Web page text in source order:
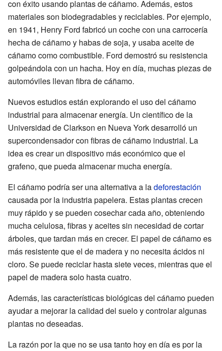
con éxito usando plantas de cáñamo. Además, estos
materiales son biodegradables y reciclables. Por ejemplo,
en 1941, Henry Ford fabricó un coche con una carrocería
hecha de cáñamo y habas de soja, y usaba aceite de
cáñamo como combustible. Ford demostró su resistencia
golpeándola con un hacha. Hoy en día, muchas piezas de
automóviles llevan fibra de cáñamo.
Nuevos estudios están explorando el uso del cáñamo
industrial para almacenar energía. Un científico de la
Universidad de Clarkson en Nueva York desarrolló un
supercondensador con fibras de cáñamo industrial. La
idea es crear un dispositivo más económico que el
grafeno, que pueda almacenar mucha energía.
El cáñamo podría ser una alternativa a ladeforestación
causada por la industria papelera. Estas plantas crecen
muy rápido y se pueden cosechar cada año, obteniendo
mucha celulosa, fibras y aceites sin necesidad de cortar
árboles, que tardan más en crecer. El papel de cáñamo es
más resistente que el de madera y no necesita ácidos ni
cloro. Se puede reciclar hasta siete veces, mientras que el
papel de madera solo hasta cuatro.
Además, las características biológicas del cáñamo pueden
ayudar a mejorar la calidad del suelo y controlar algunas
plantas no deseadas.
La razón por la que no se usa tanto hoy en día es por la